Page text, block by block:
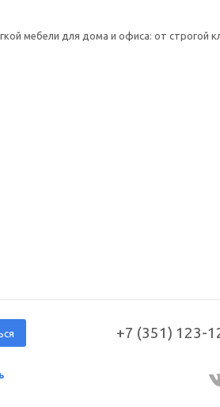
мебели для дома и офиса: от строгой
+7 (351) 123-